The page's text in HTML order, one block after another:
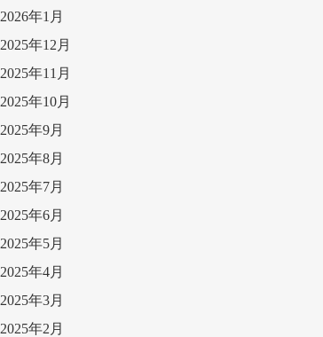
2026年1月
2025年12月
2025年11月
2025年10月
2025年9月
2025年8月
2025年7月
2025年6月
2025年5月
2025年4月
2025年3月
2025年2月